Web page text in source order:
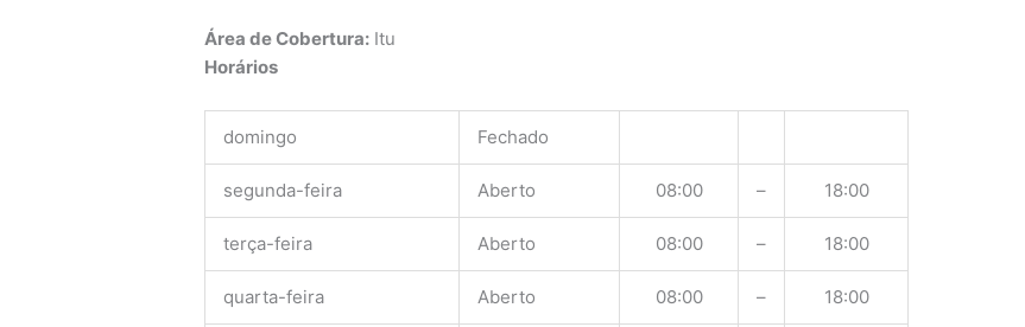
Área de Cobertura: Itu
Horários
domingo Fechado
segunda-feira Aberto 08:00 – 18:00
terça-feira Aberto 08:00 – 18:00
quarta-feira Aberto 08:00 – 18:00